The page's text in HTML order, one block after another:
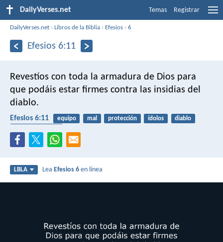
DailyVerses.net Temas Registrar
DailyVerses.net ›Libros de la Biblia › Efesios ›6
Efesios 6:11
Revestíos con toda la armadura de Dios para
que podáis estar firmes contra las insidias del
diablo.
Efesios 6:11 equipo mal protección ídolos
diablo
LBLA LeaEfesios 6 en línea